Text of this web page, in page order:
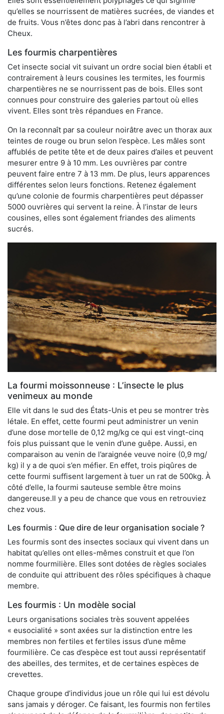
qu’elles se nourrissent de matières sucrées, de viandes et
de fruits. Vous n’êtes donc pas à l’abri dans rencontrer à
Cheux.
Les fourmis charpentières
Cet insecte social vit suivant un ordre social bien établi et
contrairement à leurs cousines les termites, les fourmis
charpentières ne se nourrissent pas de bois. Elles sont
connues pour construire des galeries partout où elles
vivent. Elles sont très répandues en France.
On la reconnaît par sa couleur noirâtre avec un thorax aux
teintes de rouge ou brun selon l’espèce. Les mâles sont
affublés de petite tête et de deux paires d’ailes et peuvent
mesurer entre 9 à 10 mm. Les ouvrières par contre
peuvent faire entre 7 à 13 mm. De plus, leurs apparences
différentes selon leurs fonctions. Retenez également
qu’une colonie de fourmis charpentières peut dépasser
5000 ouvrières qui servent la reine. À l’instar de leurs
cousines, elles sont également friandes des aliments
sucrés.
La fourmi moissonneuse : L’insecte le plus
venimeux au monde
Elle vit dans le sud des États-Unis et peu se montrer très
létale. En effet, cette fourmi peut administrer un venin
d’une dose mortelle de 0,12 mg/kg ce qui est vingt-cinq
fois plus puissant que le venin d’une guêpe. Aussi, en
comparaison au venin de l’araignée veuve noire (0,9 mg/
kg) il y a de quoi s’en méfier. En effet, trois piqûres de
cette fourmi suffisent largement à tuer un rat de 500kg. À
côté d’elle, la fourmi sauteuse semble être moins
dangereuse.Il y a peu de chance que vous en retrouviez
chez vous.
Les fourmis : Que dire de leur organisation sociale ?
Les fourmis sont des insectes sociaux qui vivent dans un
habitat qu’elles ont elles-mêmes construit et que l’on
nomme fourmilière. Elles sont dotées de règles sociales
de conduite qui attribuent des rôles spécifiques à chaque
membre.
Les fourmis : Un modèle social
Leurs organisations sociales très souvent appelées
« eusocialité » sont axées sur la distinction entre les
membres non fertiles et fertiles issus d’une même
fourmilière. Ce cas d’espèce est tout aussi représentatif
des abeilles, des termites, et de certaines espèces de
crevettes.
Chaque groupe d’individus joue un rôle qui lui est dévolu
sans jamais y déroger. Ce faisant, les fourmis non fertiles